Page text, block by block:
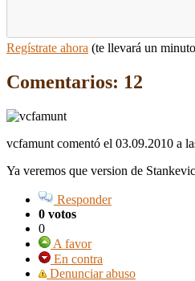
Regístrate ahora (te llevará un
Comentarios: 12
vcfamunt comentó el 03.09.2010 a
Ya veremos que version de
Responder
0 votos
0
A favor
En contra
Denunciar abuso